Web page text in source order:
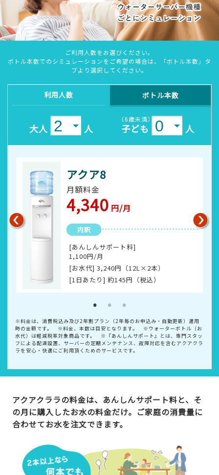
ご利用人数をお選びください。
ボトル本数でのシミュレーションをご希望の場合は、「ボトル本数」タ
ブより選択してください。
利用人数 ボトル本数
大人 人 子ども
（6歳未満）
人
アクア8
月額料金
4,340 円/月
内訳
[あんしんサポート料]
1,100円/月
[お水代] 3,240円（12L× 2本）
[1日あたり] 約145円（税込）
※料金は、消費税込み及び2年割プラン（2年毎のお申込み・自動更新）適用
時の金額です。 ※料金、本数は目安となります。 ※ウォーターボトル（お
水代）は軽減税率対象商品です。 ※『あんしんサポート』とは、専門スタッ
フによる配達設置、サーバーの定期メンテナンス、故障対応を含むアクアクラ
ラを安心・快適にご利用頂くためのサービスです。
アクアクララの料金は、あんしんサポート料と、そ
の月に購入したお水の料金だけ。ご家庭の消費量に
合わせてお水を注文できます。